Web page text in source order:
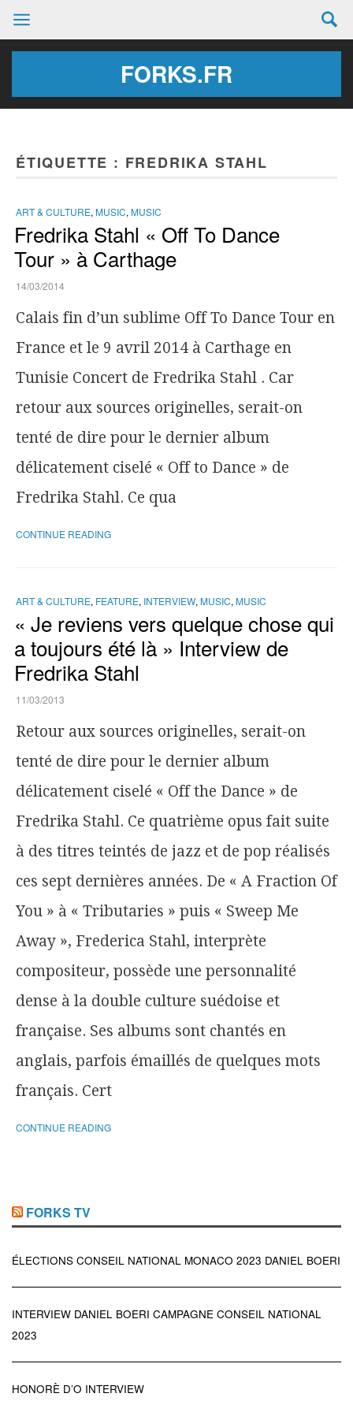
FORKS.FR
ÉTIQUETTE : FREDRIKA STAHL
ART & CULTURE, MUSIC, MUSIC
Fredrika Stahl « Off To Dance
Tour » à Carthage
14/03/2014
Calais fin d’un sublime Off To Dance Tour en
France et le 9 avril 2014 à Carthage en
Tunisie Concert de Fredrika Stahl . Car
retour aux sources originelles, serait-on
tenté de dire pour le dernier album
délicatement ciselé « Off to Dance » de
Fredrika Stahl. Ce qua
CONTINUE READING
ART & CULTURE, FEATURE, INTERVIEW, MUSIC, MUSIC
« Je reviens vers quelque chose qui
a toujours été là » Interview de
Fredrika Stahl
11/03/2013
Retour aux sources originelles, serait-on
tenté de dire pour le dernier album
délicatement ciselé « Off the Dance » de
Fredrika Stahl. Ce quatrième opus fait suite
à des titres teintés de jazz et de pop réalisés
ces sept dernières années. De « A Fraction Of
You » à « Tributaries » puis « Sweep Me
Away », Frederica Stahl, interprète
compositeur, possède une personnalité
dense à la double culture suédoise et
française. Ses albums sont chantés en
anglais, parfois émaillés de quelques mots
français. Cert
CONTINUE READING
FORKS TV
ÉLECTIONS CONSEIL NATIONAL MONACO 2023 DANIEL BOERI
INTERVIEW DANIEL BOERI CAMPAGNE CONSEIL NATIONAL
2023
HONORÈ D’O INTERVIEW